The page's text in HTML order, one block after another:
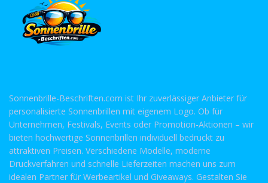
Sonnenbrille-Beschriften.com ist Ihr zuverlässiger Anbieter für
personalisierte Sonnenbrillen mit eigenem Logo. Ob für
Unternehmen, Festivals, Events oder Promotion-Aktionen – wir
bieten hochwertige Sonnenbrillen individuell bedruckt zu
attraktiven Preisen. Verschiedene Modelle, moderne
Druckverfahren und schnelle Lieferzeiten machen uns zum
idealen Partner für Werbeartikel und Giveaways. Gestalten Sie